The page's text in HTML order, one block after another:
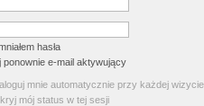
hasła
ponownie e-mail aktywujący
mnie automatycznie przy każdej wizycie
mój status w tej sesji